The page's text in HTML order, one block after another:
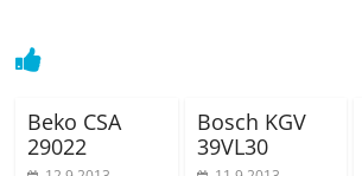
Beko CSA
29022
Bosch KGV
39VL30